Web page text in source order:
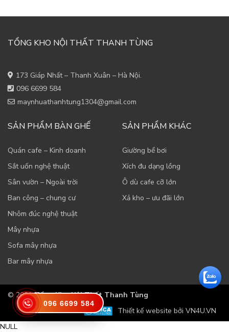
TỔNG KHO NỘI THẤT THANH TÙNG
173 Giáp Nhất – Thanh Xuân – Hà Nội.
096 6699 584
maynhuathanhtung1304@gmail.com
SẢN PHẨM BÀN GHẾ
Quán cafe – Kinh doanh
Sắt uốn nghệ thuật
Sân vườn – Ngoài trời
Ban công – chung cư
Nhôm đúc nghệ thuật
Mây nhựa
Sofa mây nhựa
Bar mây nhựa
SẢN PHẨM KHÁC
Giường bể bơi
Xích đu dạng lồng
Ô dù cafe cỡ lớn
Xả kho – ưu đãi lớn
© 2021Tổng Kho Nội Thất Thanh Tùng
Thiết kế website bởi VN4U.VN
096 6699 584
NULL